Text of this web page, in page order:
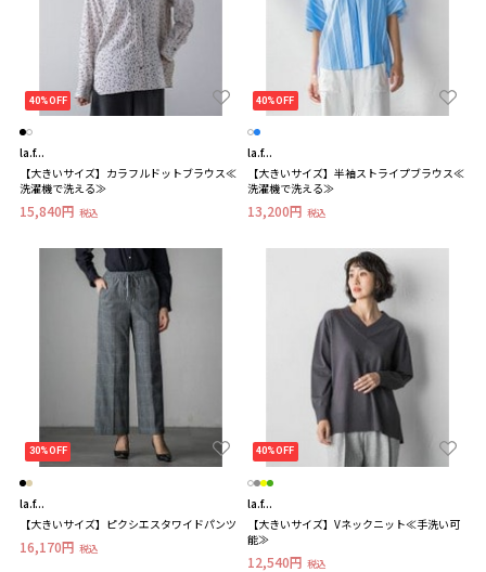
40%OFF
la.f...
【大きいサイズ】カラフルドットブラウス≪
洗濯機で洗える≫
15,840円 税込
40%OFF
la.f...
【大きいサイズ】半袖ストライプブラウス≪
洗濯機で洗える≫
13,200円 税込
30%OFF
la.f...
【大きいサイズ】ピクシエスタワイドパンツ
16,170円 税込
40%OFF
la.f...
【大きいサイズ】Vネックニット≪手洗い可
能≫
12,540円 税込